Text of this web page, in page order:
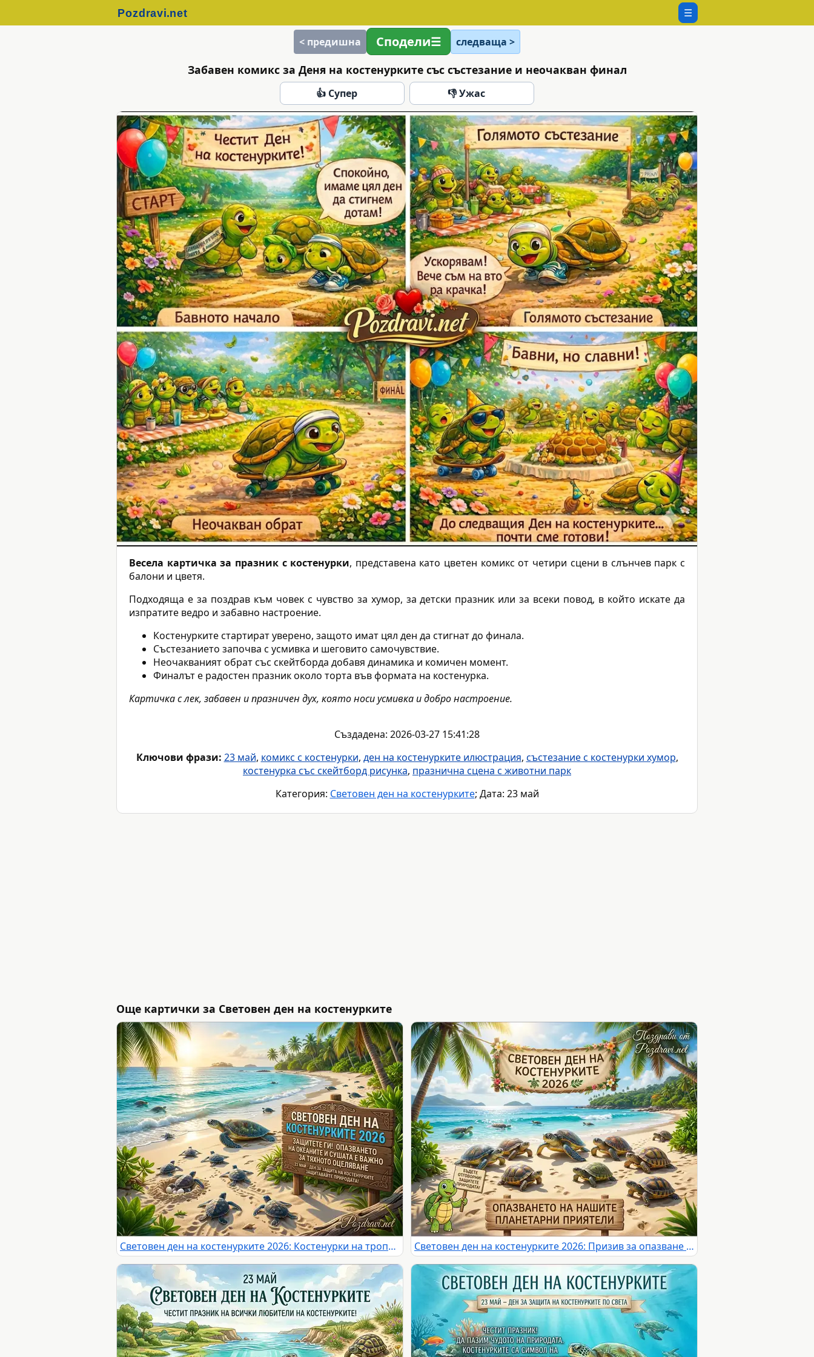
☰
< предишна Сподели следваща >
Забавен комикс за Деня на костенурките със състезание и неочакван финал
👍 Супер 👎 Ужас
Весела картичка за празник с костенурки, представена като цветен комикс от четири сцени в слънчев парк с
балони и цветя.
Подходяща е за поздрав към човек с чувство за хумор, за детски празник или за всеки повод, в който искате да
изпратите ведро и забавно настроение.
Костенурките стартират уверено, защото имат цял ден да стигнат до финала.
Състезанието започва с усмивка и шеговито самочувствие.
Неочакваният обрат със скейтборда добавя динамика и комичен момент.
Финалът е радостен празник около торта във формата на костенурка.
Картичка с лек, забавен и празничен дух, която носи усмивка и добро настроение.
Създадена: 2026-03-27 15:41:28
Ключови фрази: 23 май, комикс с костенурки, ден на костенурките илюстрация, състезание с костенурки хумор,
костенурка със скейтборд рисунка, празнична сцена с животни парк
Категория: Световен ден на костенурките; Дата: 23 май
Още картички за Световен ден на костенурките
Световен ден на костенурките 2026: Костенурки на тропически плаж с призив за опазване на природата. Световен ден на костенурките 2026: Призив за опазване на планетарните ни приятели на тропически плаж.